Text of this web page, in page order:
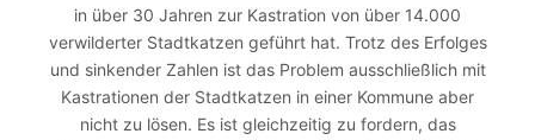
in über 30 Jahren zur Kastration von über 14.000
verwilderter Stadtkatzen geführt hat. Trotz des Erfolges
und sinkender Zahlen ist das Problem ausschließlich mit
Kastrationen der Stadtkatzen in einer Kommune aber
nicht zu lösen. Es ist gleichzeitig zu fordern, das